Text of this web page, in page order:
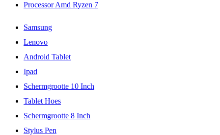
Processor Amd Ryzen 7
Samsung
Lenovo
Android Tablet
Ipad
Schermgrootte 10 Inch
Tablet Hoes
Schermgrootte 8 Inch
Stylus Pen